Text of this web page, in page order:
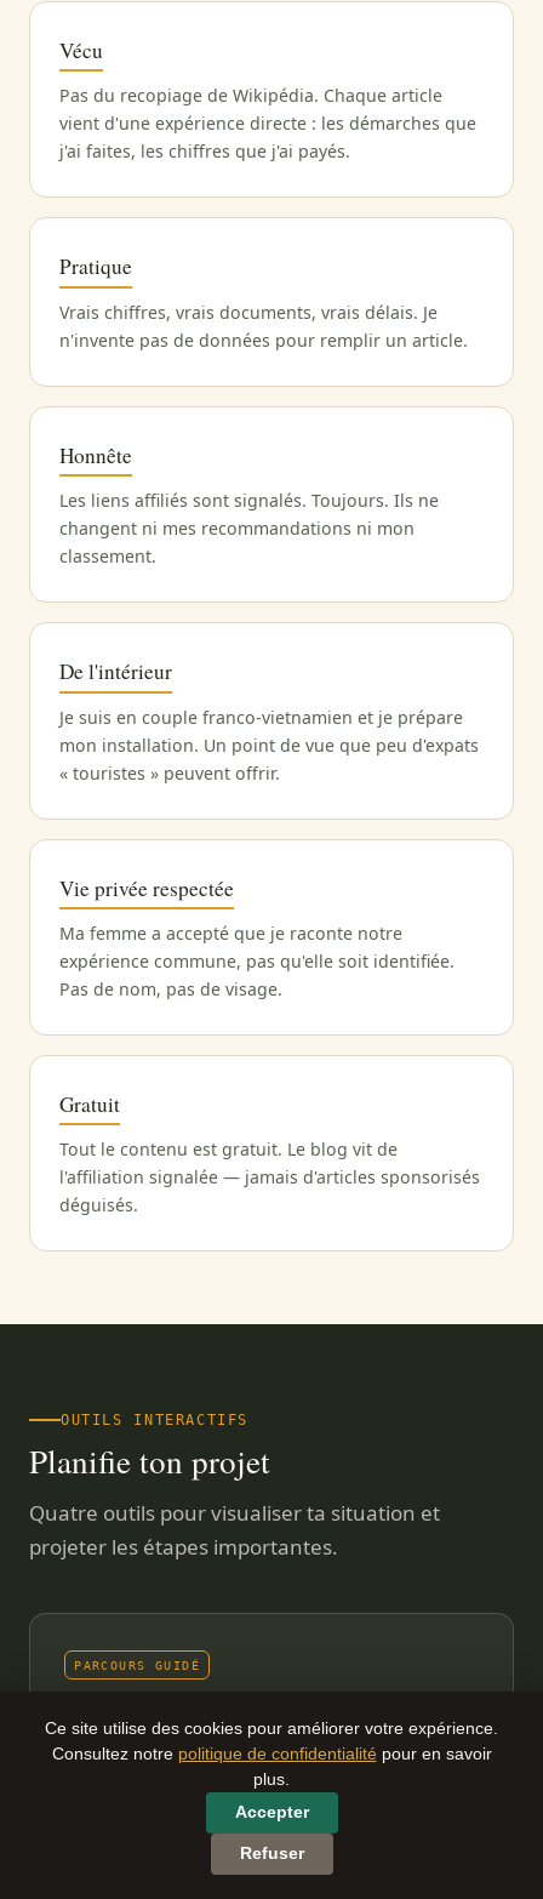
Ce site utilise des cookies pour améliorer votre expérience.
Consultez notre politique de confidentialité pour en savoir
plus.
Accepter
Refuser
Vécu
Pas du recopiage de Wikipédia. Chaque article
vient d'une expérience directe : les démarches que
j'ai faites, les chiffres que j'ai payés.
Pratique
Vrais chiffres, vrais documents, vrais délais. Je
n'invente pas de données pour remplir un article.
Honnête
Les liens affiliés sont signalés. Toujours. Ils ne
changent ni mes recommandations ni mon
classement.
De l'intérieur
Je suis en couple franco-vietnamien et je prépare
mon installation. Un point de vue que peu d'expats
« touristes » peuvent offrir.
Vie privée respectée
Ma femme a accepté que je raconte notre
expérience commune, pas qu'elle soit identifiée.
Pas de nom, pas de visage.
Gratuit
Tout le contenu est gratuit. Le blog vit de
l'affiliation signalée — jamais d'articles sponsorisés
déguisés.
OUTILS INTERACTIFS
Planifie ton projet
Quatre outils pour visualiser ta situation et
projeter les étapes importantes.
PARCOURS GUIDÉ
De la rencontre à la vie installée — toutes les
étapes classées, choisis ta branche France ou
GRATUIT · SANS INSCRIPTION